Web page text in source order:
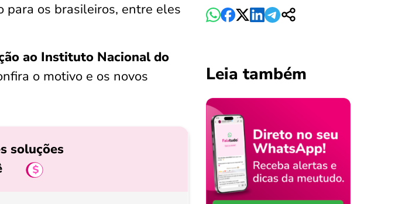
para os brasileiros, entre eles
ao Instituto Nacional do
o motivo e os novos
soluções
Leia também